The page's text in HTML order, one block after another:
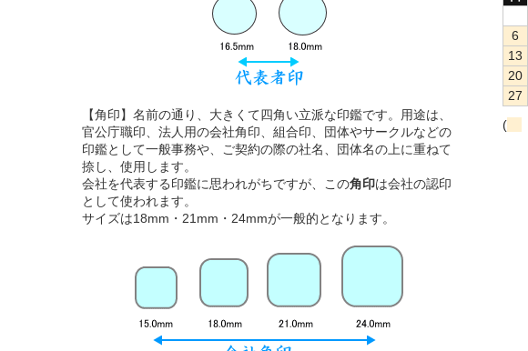
【角印】名前の通り、大きくて四角い立派な印鑑です。用途は、
官公庁職印、法人用の会社角印、組合印、団体やサークルなどの
印鑑として一般事務や、ご契約の際の社名、団体名の上に重ねて
捺し、使用します。
会社を代表する印鑑に思われがちですが、この角印は会社の認印
として使われます。
サイズは18mm・21mm・24mmが一般的となります。
6
13
20
27
(